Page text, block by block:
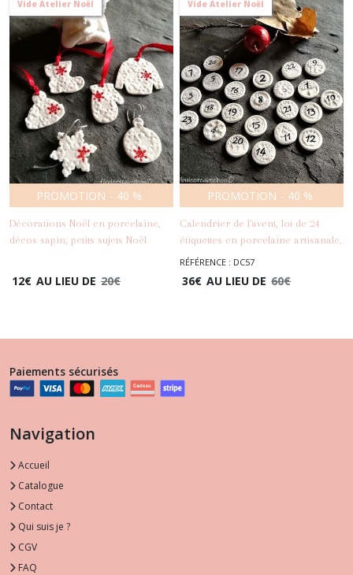
Vide Atelier Noël
PROMOTION - 40 %
Décorations Noël en porcelaine,
décos sapin, petits sujets Noël
12€ AU LIEU DE 20€
Vide Atelier Noël
PROMOTION - 40 %
Calendrier de l'avent, lot de 24
étiquettes en porcelaine artisanale,
cabochons numéros à coller
-Déco
RÉFÉRENCE : DC57
36€ AU LIEU DE 60€
Paiements sécurisés
Navigation
Accueil
Catalogue
Contact
Qui suis je ?
CGV
FAQ